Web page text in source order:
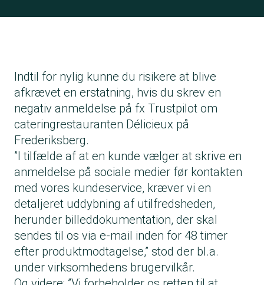
Indtil for nylig kunne du risikere at blive
afkrævet en erstatning, hvis du skrev en
negativ anmeldelse på fx Trustpilot om
cateringrestauranten Délicieux på
Frederiksberg.
”I tilfælde af at en kunde vælger at skrive en
anmeldelse på sociale medier før kontakten
med vores kundeservice, kræver vi en
detaljeret uddybning af utilfredsheden,
herunder billeddokumentation, der skal
sendes til os via e-mail inden for 48 timer
efter produktmodtagelse,” stod der bl.a.
under virksomhedens brugervilkår.